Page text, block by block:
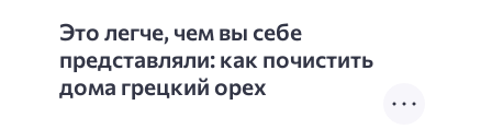
Это легче, чем вы себе
представляли: как почистить
дома грецкий орех